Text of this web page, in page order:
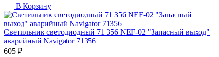
В Корзину
Светильник светодиодный 71 356 NEF-02 "Запасный выход"
аварийный Navigator 71356
605 ₽